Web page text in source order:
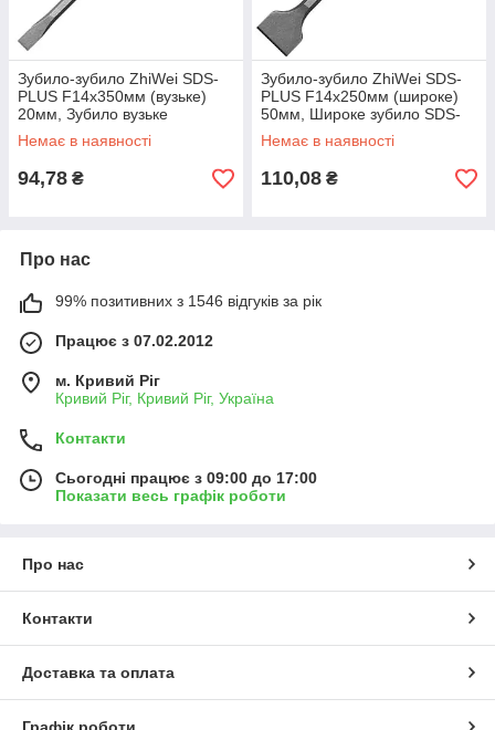
Зубило-зубило ZhiWei SDS-
PLUS F14х350мм (вузьке)
20мм, Зубило вузьке
подовжене, Насадка для
перфоратора SDS
Немає в наявності
94,78 ₴
Зубило-зубило ZhiWei SDS-
PLUS F14х250мм (широке)
50мм, Широке зубило SDS-
PLUS, Насадка для
перфоратора
Немає в наявності
110,08 ₴
Про нас
99% позитивних з 1546 відгуків за рік
Працює з 07.02.2012
м. Кривий Ріг
Кривий Ріг, Кривий Ріг, Україна
Контакти
Сьогодні працює з 09:00 до 17:00
Показати весь графік роботи
Про нас
Контакти
Доставка та оплата